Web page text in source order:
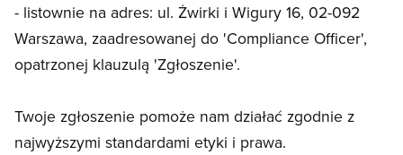
- listownie na adres: ul. Żwirki i Wigury 16, 02-092
Warszawa, zaadresowanej do 'Compliance Officer',
opatrzonej klauzulą 'Zgłoszenie'.
Twoje zgłoszenie pomoże nam działać zgodnie z
najwyższymi standardami etyki i prawa.